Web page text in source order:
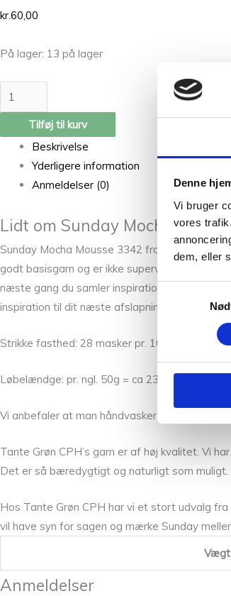
Denne
Vi bruger
vores
dem, eller
kr.60,00
På lager: 13 på lager
Tilføj til kurv
Beskrivelse
Yderligere information
Anmeldelser (0)
Lidt om Sunday Mocha
Sunday Mocha Mousse 3342 fra Sandnes er
godt basisgarn og er ikke superwash
næste gang du samler inspiration til en
inspiration til dit næste afslapningsprojekt med
Strikke fasthed: 28 masker pr. 10 cm.
Løbelændge: pr. ngl. 50g = ca 235 meter.
Vi anbefaler at man håndvasker tøj strikket i
Tante Grøn CPH’s garn er af høj kvalitet. Vi
Det er så bæredygtigt og naturligt som muligt.
Hos Tante Grøn CPH har vi et stort udvalg
vil have syn for sagen og mærke Sunday
Vægt
Anmeldelser